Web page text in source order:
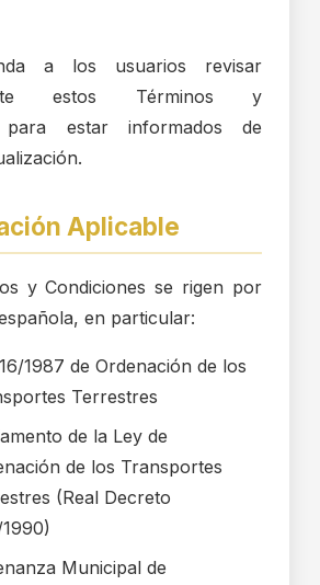
a los usuarios revisar
estos Términos y
para estar informados de
Aplicable
y Condiciones se rigen por
en particular:
1987 de Ordenación de los
Terrestres
de la Ley de
de los Transportes
(Real Decreto
1990)
Municipal de